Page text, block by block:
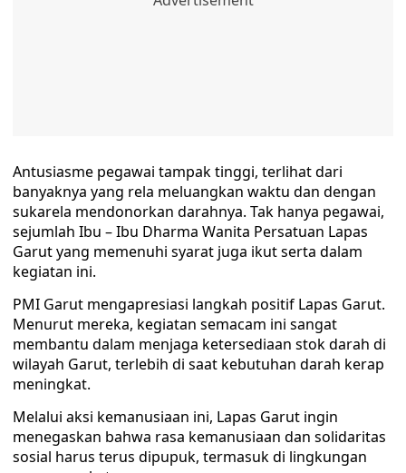
Antusiasme pegawai tampak tinggi, terlihat dari
banyaknya yang rela meluangkan waktu dan dengan
sukarela mendonorkan darahnya. Tak hanya pegawai,
sejumlah Ibu – Ibu Dharma Wanita Persatuan Lapas
Garut yang memenuhi syarat juga ikut serta dalam
kegiatan ini.
PMI Garut mengapresiasi langkah positif Lapas Garut.
Menurut mereka, kegiatan semacam ini sangat
membantu dalam menjaga ketersediaan stok darah di
wilayah Garut, terlebih di saat kebutuhan darah kerap
meningkat.
Melalui aksi kemanusiaan ini, Lapas Garut ingin
menegaskan bahwa rasa kemanusiaan dan solidaritas
sosial harus terus dipupuk, termasuk di lingkungan